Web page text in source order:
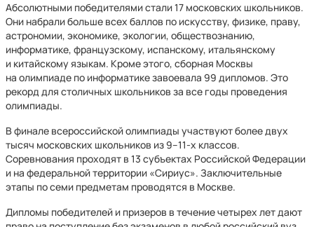
Абсолютными победителями стали 17 московских школьников.
Они набрали больше всех баллов по искусству, физике, праву,
астрономии, экономике, экологии, обществознанию,
информатике, французскому, испанскому, итальянскому
и китайскому языкам. Кроме этого, сборная Москвы
на олимпиаде по информатике завоевала 99 дипломов. Это
рекорд для столичных школьников за все годы проведения
олимпиады.
В финале всероссийской олимпиады участвуют более двух
тысяч московских школьников из 9–11-х классов.
Соревнования проходят в 13 субъектах Российской Федерации
и на федеральной территории «Сириус». Заключительные
этапы по семи предметам проводятся в Москве.
Дипломы победителей и призеров в течение четырех лет дают